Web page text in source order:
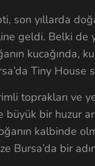
son yıllarda
geldi. Belki de
kucağında,
Tiny House
toprakları ve
büyük bir huzur
kalbinde
Bursa’da bir